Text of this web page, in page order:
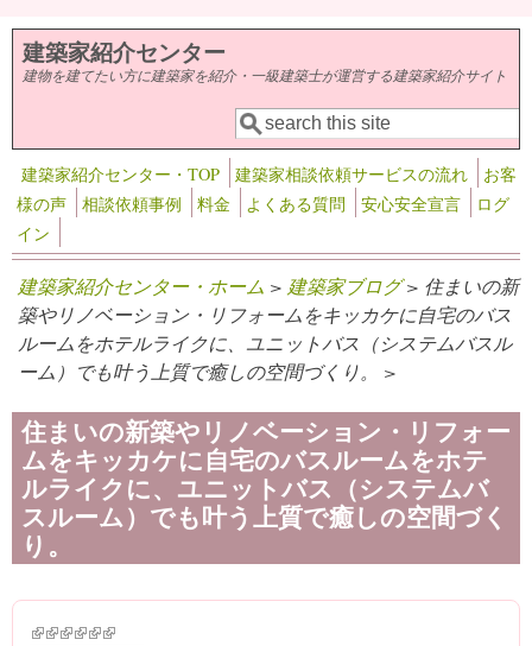
メインコンテンツに移動
建築家紹介センター
建物を建てたい方に建築家を紹介・一級建築士が運営する建築家紹介サイト
検索フォーム
検索
建築家紹介センター・TOP 建築家相談依頼サービスの流れ
お客
様の声
相談依頼事例 料金 よくある質問 安心安全宣言
ログ
イン
建築家紹介センター・ホーム > 建築家ブログ> 住まいの新
築やリノベーション・リフォームをキッカケに自宅のバス
ルームをホテルライクに、ユニットバス（システムバスル
ーム）でも叶う上質で癒しの空間づくり。 >
住まいの新築やリノベーション・リフォー
ムをキッカケに自宅のバスルームをホテ
ルライクに、ユニットバス（システムバ
スルーム）でも叶う上質で癒しの空間づく
り。
(link is external)
(link is external)
(link is external)
(link is external)
(link is external)
(link is external)